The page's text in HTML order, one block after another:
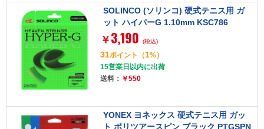
SOLINCO (ソリンコ) 硬式テニス用 ガ
ット ハイパーG 1.10mm KSC786
￥ 3,190 (税込)
31ポイント （1%）
15営業日以内に出荷
送料： ￥550
YONEX ヨネックス 硬式テニス用 ガッ
ト ポリツアースピン ブラック PTGSPN